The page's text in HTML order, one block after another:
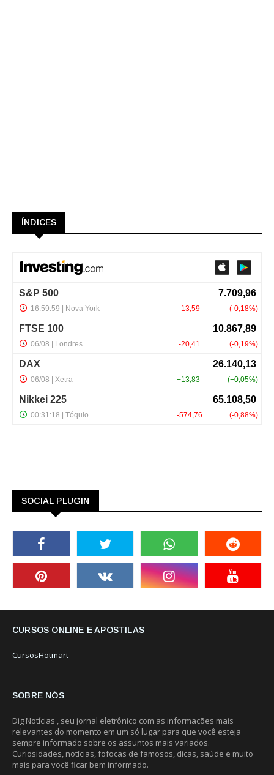
ÍNDICES
SOCIAL PLUGIN
CURSOS ONLINE E APOSTILAS
CursosHotmart
SOBRE NÓS
Dig Notícias , seu jornal eletrônico com as informações mais
relevantes do momento em um só lugar para que você esteja
sempre informado sobre os assuntos mais variados.
Curiosidades, notícias, fofocas de famosos, dicas, saúde e muito
mais para você ficar bem informado.